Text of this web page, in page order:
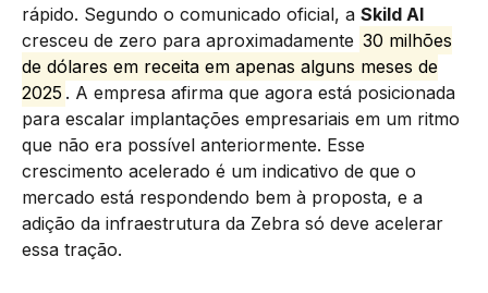
rápido. Segundo o comunicado oficial, a Skild AI
cresceu de zero para aproximadamente 30 milhões
de dólares em receita em apenas alguns meses de
2025 . A empresa afirma que agora está posicionada
para escalar implantações empresariais em um ritmo
que não era possível anteriormente. Esse
crescimento acelerado é um indicativo de que o
mercado está respondendo bem à proposta, e a
adição da infraestrutura da Zebra só deve acelerar
essa tração.